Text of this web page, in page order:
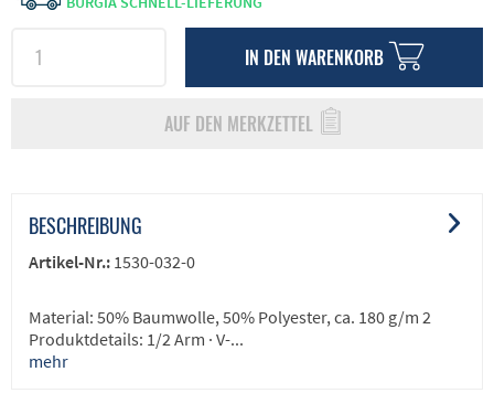
IN DEN WARENKORB
AUF DEN MERKZETTEL
BESCHREIBUNG
Artikel-Nr.: 1530-032-0
Material: 50% Baumwolle, 50% Polyester, ca. 180 g/m 2
Produktdetails: 1/2 Arm · V-...
mehr